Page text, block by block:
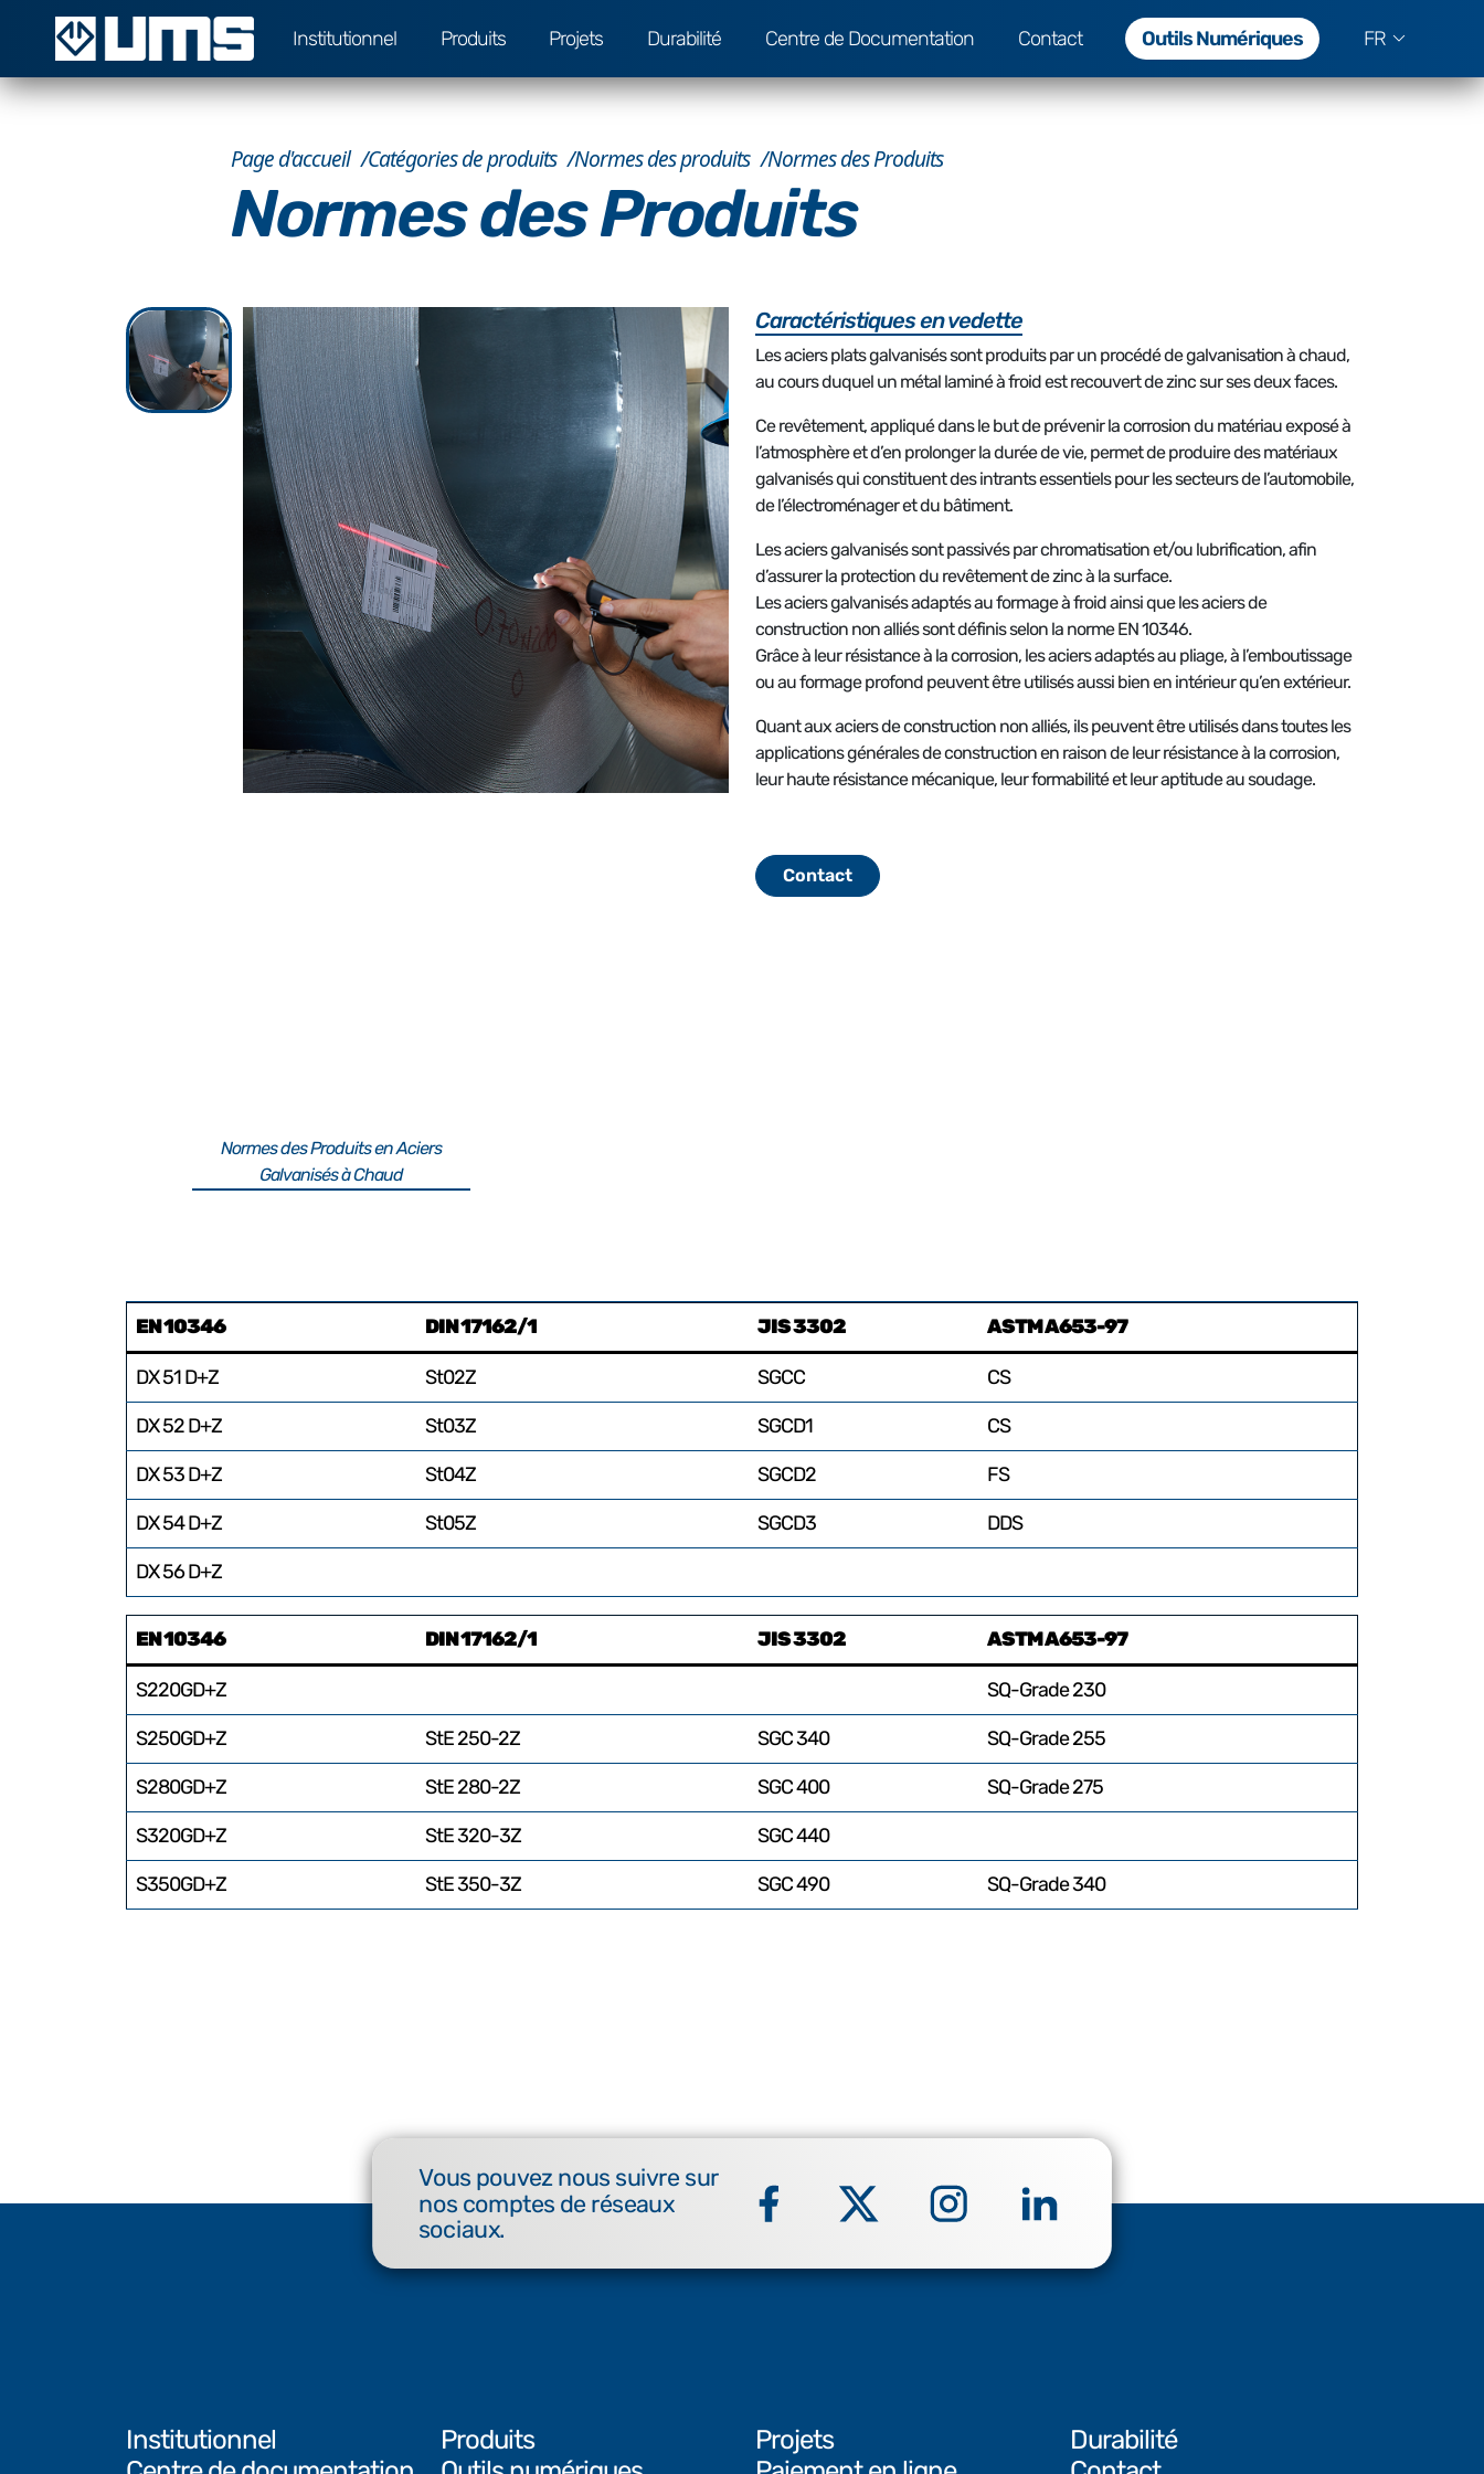
Institutionnel Produits Projets Durabilité Centre de Documentation Contact Outils Numériques FR
Page d'accueil Catégories de produits Normes des produits Normes des Produits
Normes des Produits
Caractéristiques en vedette
Les aciers plats galvanisés sont produits par un procédé de galvanisation à chaud,
au cours duquel un métal laminé à froid est recouvert de zinc sur ses deux faces.
Ce revêtement, appliqué dans le but de prévenir la corrosion du matériau exposé à
l’atmosphère et d’en prolonger la durée de vie, permet de produire des matériaux
galvanisés qui constituent des intrants essentiels pour les secteurs de l’automobile,
de l’électroménager et du bâtiment.
Les aciers galvanisés sont passivés par chromatisation et/ou lubrification, afin
d’assurer la protection du revêtement de zinc à la surface.
Les aciers galvanisés adaptés au formage à froid ainsi que les aciers de
construction non alliés sont définis selon la norme EN 10346.
Grâce à leur résistance à la corrosion, les aciers adaptés au pliage, à l’emboutissage
ou au formage profond peuvent être utilisés aussi bien en intérieur qu’en extérieur.
Quant aux aciers de construction non alliés, ils peuvent être utilisés dans toutes les
applications générales de construction en raison de leur résistance à la corrosion,
leur haute résistance mécanique, leur formabilité et leur aptitude au soudage.
Contact
Normes des Produits en Aciers
Galvanisés à Chaud
EN 10346 DIN 17162/1 JIS 3302 ASTM A653-97
DX 51 D+Z St02Z SGCC
CS
DX 52 D+Z
St03Z SGCD1
CS
DX 53 D+Z
St04Z SGCD2
FS
DX 54 D+Z
St05Z SGCD3
DDS
DX 56 D+Z
EN 10346 DIN 17162/1 JIS 3302 ASTM A653-97
S220GD+Z
SQ-Grade 230
S250GD+Z
StE 250-2Z SGC 340
SQ-Grade 255
S280GD+Z
StE 280-2Z SGC 400
SQ-Grade 275
S320GD+Z
StE 320-3Z
SGC 440
S350GD+Z
StE 350-3Z SGC 490 SQ-Grade 340
Vous pouvez nous suivre sur
nos comptes de réseaux
sociaux.
Institutionnel Produits Projets
Durabilité